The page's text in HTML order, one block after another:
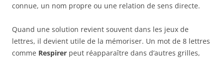
connue, un nom propre ou une relation de sens directe.
Quand une solution revient souvent dans les jeux de
lettres, il devient utile de la mémoriser. Un mot de 8 lettres
comme Respirer peut réapparaître dans d’autres grilles,